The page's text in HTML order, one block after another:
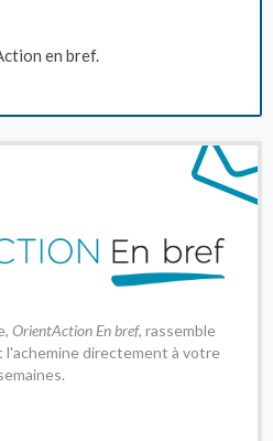
en bref.
OrientAction En bref, rassemble
l'achemine directement à votre